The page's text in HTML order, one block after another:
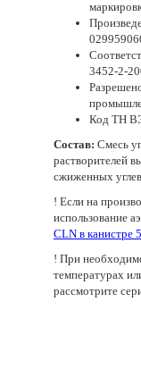
3452-2-
Код ТН
Состав: Смесь
растворителей
сжиженных
! Если на
использование
CLN в канистре
! При
температурах
рассмотрите